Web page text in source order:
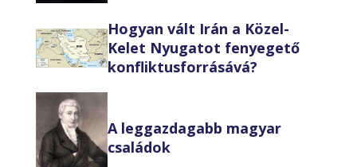
Hogyan vált Irán a Közel-
Kelet Nyugatot fenyegető
konfliktusforrásává?
A leggazdagabb magyar
családok